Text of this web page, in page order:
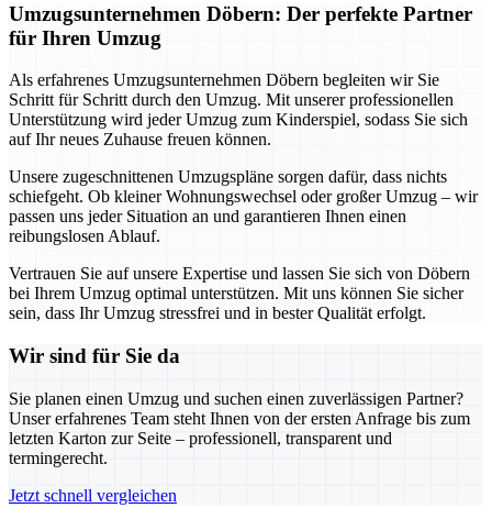
Umzugsunternehmen Döbern: Der perfekte Partner
für Ihren Umzug
Als erfahrenes Umzugsunternehmen Döbern begleiten wir Sie
Schritt für Schritt durch den Umzug. Mit unserer professionellen
Unterstützung wird jeder Umzug zum Kinderspiel, sodass Sie sich
auf Ihr neues Zuhause freuen können.
Unsere zugeschnittenen Umzugspläne sorgen dafür, dass nichts
schiefgeht. Ob kleiner Wohnungswechsel oder großer Umzug – wir
passen uns jeder Situation an und garantieren Ihnen einen
reibungslosen Ablauf.
Vertrauen Sie auf unsere Expertise und lassen Sie sich von Döbern
bei Ihrem Umzug optimal unterstützen. Mit uns können Sie sicher
sein, dass Ihr Umzug stressfrei und in bester Qualität erfolgt.
Wir sind für Sie da
Sie planen einen Umzug und suchen einen zuverlässigen Partner?
Unser erfahrenes Team steht Ihnen von der ersten Anfrage bis zum
letzten Karton zur Seite – professionell, transparent und
termingerecht.
Jetzt schnell vergleichen